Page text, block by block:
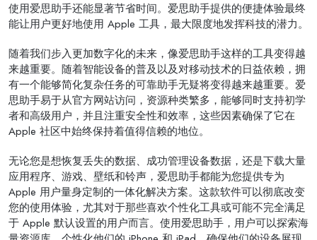
使用爱思助手还能显著节省时间。爱思助手提供的便捷体验最终
能让用户更好地使用 Apple 工具，最大限度地发挥科技的潜力。
随着我们步入更加数字化的未来，像爱思助手这样的工具变得越
来越重要。随着智能设备的普及以及对移动技术的日益依赖，拥
有一个能够简化复杂任务的可靠助手无疑将变得越来越重要。爱
思助手易于从官方网站访问，资源种类繁多，能够同时支持初学
者和高级用户，并且注重安全性和效率，这些因素确保了它在
Apple 社区中始终保持着值得信赖的地位。
无论您是想恢复丢失的数据、成功管理设备数据，还是下载大量
应用程序、游戏、壁纸和铃声，爱思助手都能为您提供专为
Apple 用户量身定制的一体化解决方案。这款软件可以彻底改变
您的使用体验，尤其对于那些喜欢个性化工具或可能不完全满足
于 Apple 默认设置的用户而言。使用爱思助手，用户可以探索海